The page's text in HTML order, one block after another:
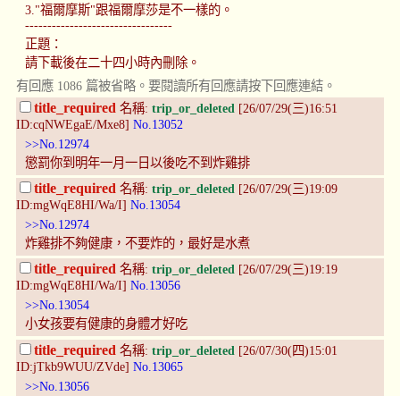
3."福爾摩斯"跟福爾摩莎是不一樣的。
---------------------------------
正題：
請下載後在二十四小時內刪除。
有回應 1086 篇被省略。要閱讀所有回應請按下回應連結。
title_required 名稱: trip_or_deleted [26/07/29(三)16:51
ID:cqNWEgaE/Mxe8] No.13052
>>No.12974
懲罰你到明年一月一日以後吃不到炸雞排
title_required 名稱: trip_or_deleted [26/07/29(三)19:09
ID:mgWqE8HI/Wa/I] No.13054
>>No.12974
炸雞排不夠健康，不要炸的，最好是水煮
title_required 名稱: trip_or_deleted [26/07/29(三)19:19
ID:mgWqE8HI/Wa/I] No.13056
>>No.13054
小女孩要有健康的身體才好吃
title_required 名稱: trip_or_deleted [26/07/30(四)15:01
ID:jTkb9WUU/ZVde] No.13065
>>No.13056